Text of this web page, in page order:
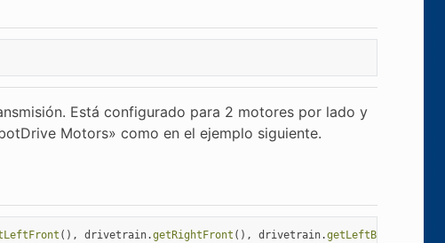
Está configurado para 2 motores por lado y
Motors» como en el ejemplo siguiente.
(), drivetrain.getRightFront (), drivetrain.getLeftBack